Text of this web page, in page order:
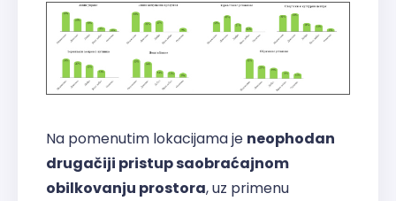
Na pomenutim lokacijama je neophodan
drugačiji pristup saobraćajnom
obilkovanju prostora, uz primenu